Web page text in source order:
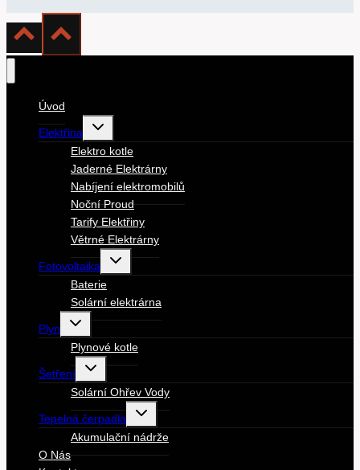
Úvod
Elektřina
Toggle
menu
Elektro kotle
Jaderné Elektrárny
Nabíjení elektromobilů
Noční Proud
Tarify Elektřiny
Větrné Elektrárny
Fotovoltaika
Toggle
Baterie
Solární elektrárna
Plyn
Toggle
menu
Plynové kotle
Šetření
Toggle
menu
Solární Ohřev Vody
Tepelná čerpadla
Toggle
menu
Akumulační nádrže
O Nás